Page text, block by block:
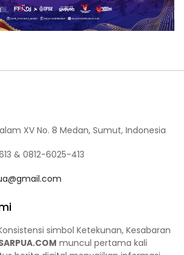
XV No. 8 Medan, Sumut, Indonesia
& 0812-6025-413
simbol Ketekunan, Kesabaran
muncul pertama kali